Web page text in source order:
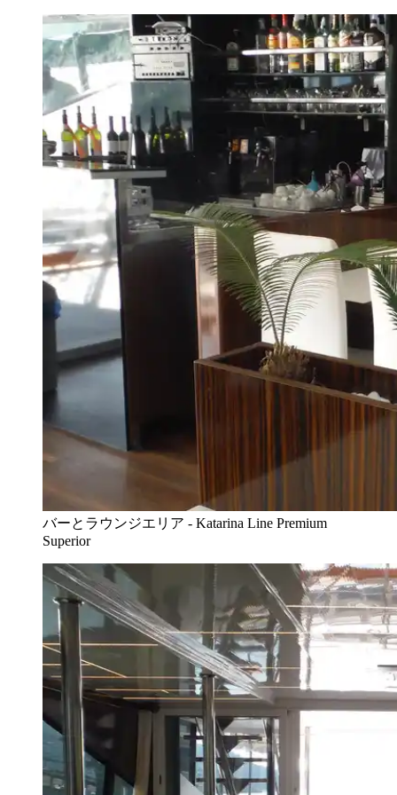
バーとラウンジエリア - Katarina Line Premium
Superior